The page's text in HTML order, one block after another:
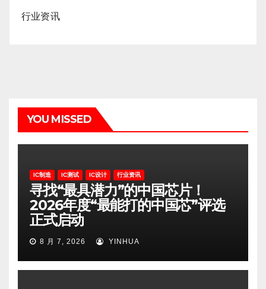
行业资讯
YOU MISSED
IC制造 IC测试 IC设计 行业资讯
寻找“最具潜力”的中国芯片！
2026年度“最能打的中国芯”评选
正式启动
8 月 7, 2026 YINHUA